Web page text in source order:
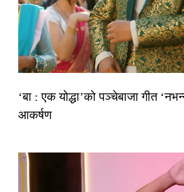
‘बा : एक योद्धा’को पञ्चेबाजा गीत
आकर्षण